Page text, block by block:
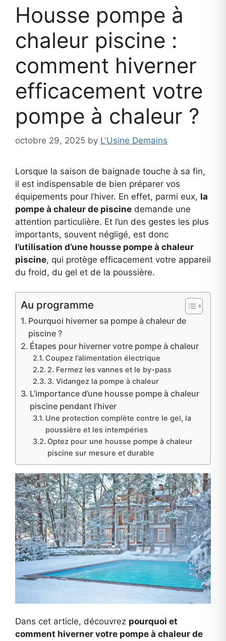
Housse pompe à
chaleur piscine :
comment hiverner
efficacement votre
pompe à chaleur ?
octobre 29, 2025 by L'Usine Demains
Lorsque la saison de baignade touche à sa fin,
il est indispensable de bien préparer vos
équipements pour l’hiver. En effet, parmi eux, la
pompe à chaleur de piscine demande une
attention particulière. Et l’un des gestes les plus
importants, souvent négligé, est donc
l’utilisation d’une housse pompe à chaleur
piscine, qui protège efficacement votre appareil
du froid, du gel et de la poussière.
Au programme
Pourquoi hiverner sa pompe à chaleur de
piscine ?
Étapes pour hiverner votre pompe à chaleur
Coupez l’alimentation électrique
2. Fermez les vannes et le by-pass
3. Vidangez la pompe à chaleur
L’importance d’une housse pompe à chaleur
piscine pendant l’hiver
Une protection complète contre le gel, la
poussière et les intempéries
Optez pour une housse pompe à chaleur
piscine sur mesure et durable
Dans cet article, découvrez pourquoi et
comment hiverner votre pompe à chaleur de